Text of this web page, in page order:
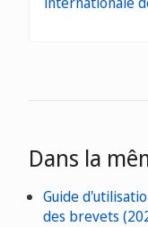
Dans la
Guide
des brevets